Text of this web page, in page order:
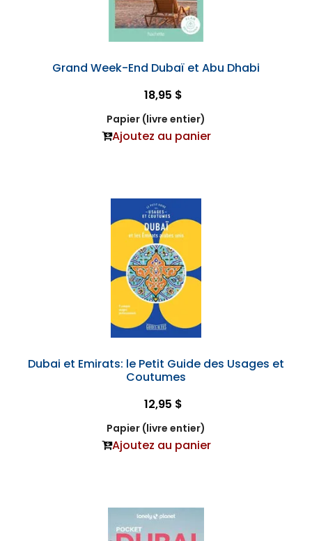
Grand Week-End Dubaï et Abu Dhabi
18,95 $
Papier (livre entier)
Ajoutez au panier
Dubai et Emirats: le Petit Guide des Usages et
Coutumes
12,95 $
Papier (livre entier)
Ajoutez au panier